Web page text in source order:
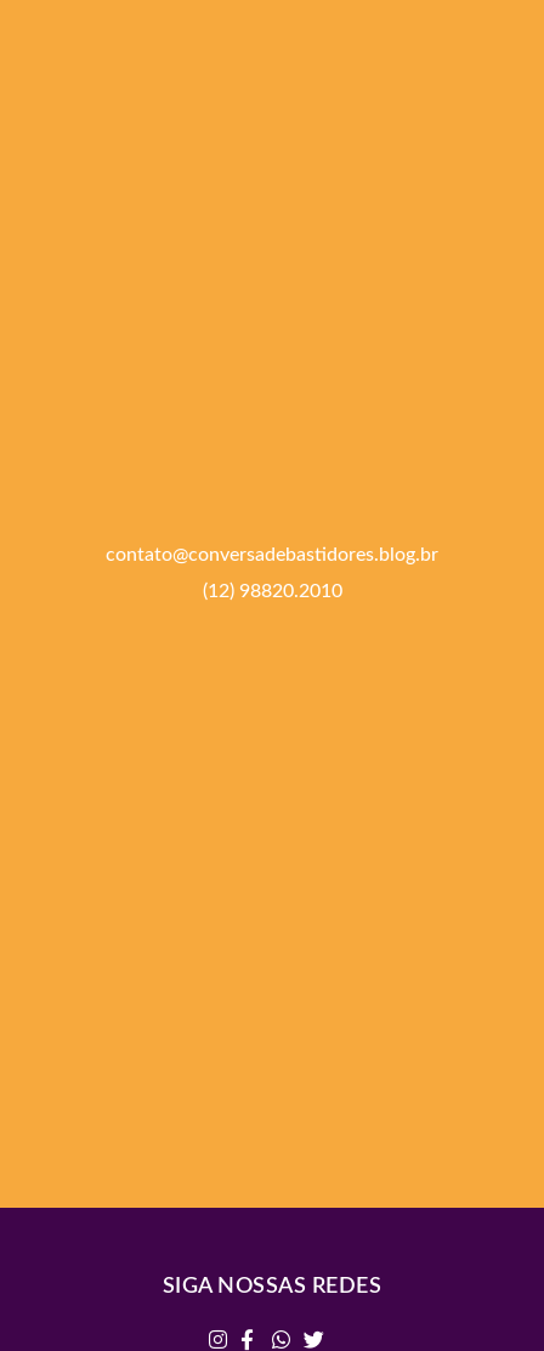
contato@conversadebastidores.blog.br
(12) 98820.2010
SIGA NOSSAS REDES